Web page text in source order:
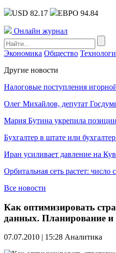
USD 82.17 ЕВРО 94.84
Онлайн журнал
Экономика Общество
Другие новости
Налоговые поступления
Олег Михайлов, депутат
Мария Бутина укрепила
Бухгалтер в штате или
Иран усиливает давление на
Орбитальная сеть растет:
Все новости
Как оптимизировать
данных. Планирование и
07.07.2010 | 15:28 Аналитика